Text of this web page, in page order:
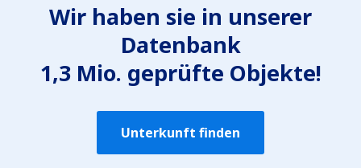
Wir haben sie in unserer
Datenbank
1,3 Mio. geprüfte Objekte!
Unterkunft finden